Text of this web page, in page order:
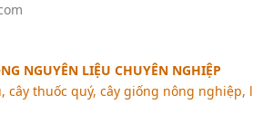
NGUYÊN LIỆU CHUYÊN NGHIỆP
cây thuốc quý, cây giống nông nghiệp,